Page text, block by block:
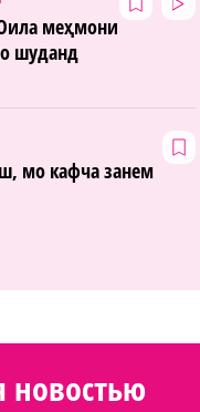
меҳмони
шуданд
мо кафча занем
новостью